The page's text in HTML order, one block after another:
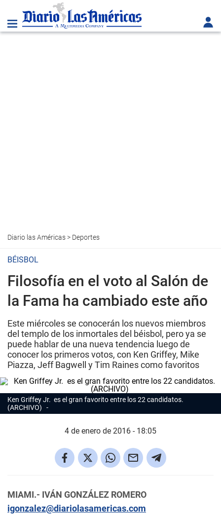
Diario las Américas> Deportes
BÉISBOL
Filosofía en el voto al Salón de
la Fama ha cambiado este año
Este miércoles se conocerán los nuevos miembros
del templo de los inmortales del béisbol, pero ya se
puede hablar de una nueva tendencia luego de
conocer los primeros votos, con Ken Griffey, Mike
Piazza, Jeff Bagwell y Tim Raines como favoritos
Ken Griffey Jr. es el gran favorito entre los 22 candidatos.
(ARCHIVO)
4 de enero de 2016 - 18:05
MIAMI.- IVÁN GONZÁLEZ ROMERO
igonzalez@diariolasamericas.com